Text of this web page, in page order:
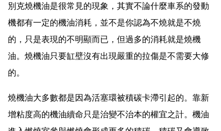
別克燒機油是很常見的現象，其實不論什麼車系的發動
機都有一定的機油消耗，並不是你認為不燒就是不燒
的，只是表現的不明顯而已，但過多的消耗就是燒機
油。燒機油只要缸壁沒有出現嚴重的拉傷是不需要大修
的。
燒機油大多數都是因為活塞環被積碳卡滯引起的。靠新
增粘度高的機油續命只是治變不治本的權宜之計。機油